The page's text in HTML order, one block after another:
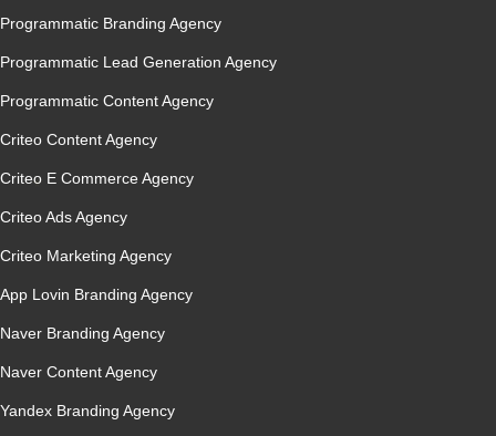
Programmatic Branding Agency
Programmatic Lead Generation Agency
Programmatic Content Agency
Criteo Content Agency
Criteo E Commerce Agency
Criteo Ads Agency
Criteo Marketing Agency
App Lovin Branding Agency
Naver Branding Agency
Naver Content Agency
Yandex Branding Agency